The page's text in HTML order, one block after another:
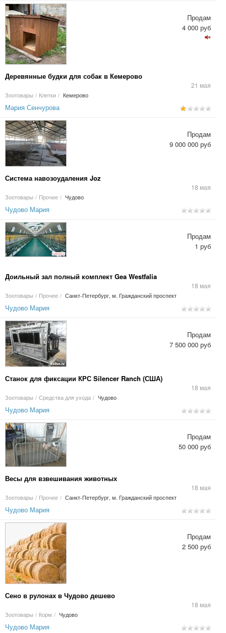
Деревянные будки для собак в Кемерово
21 мая
Зоотовары / Клетки / Кемерово
Продам
4 000 руб
Мария Сенчурова
Система навозоудаления Joz
18 мая
Зоотовары / Прочее / Чудово
Продам
9 000 000 руб
Чудово Мария
Доильный зал полный комплект Gea Westfalia
18 мая
Зоотовары / Прочее / Санкт-Петербург, м. Гражданский проспект
Продам
1 руб
Чудово Мария
Станок для фиксации КРС Silencer Ranch (США)
18 мая
Зоотовары / Средства для ухода / Чудово
Продам
7 500 000 руб
Чудово Мария
Весы для взвешивания животных
18 мая
Зоотовары / Прочее / Санкт-Петербург, м. Гражданский проспект
Продам
50 000 руб
Чудово Мария
Сено в рулонах в Чудово дешево
18 мая
Зоотовары / Корм / Чудово
Продам
2 500 руб
Чудово Мария